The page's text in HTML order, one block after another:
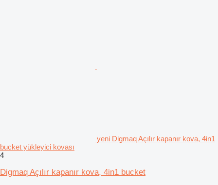
yeni Digmaq Açılır kapanır kova, 4in1
bucket yükleyici kovası
4
Digmaq Açılır kapanır kova, 4in1 bucket